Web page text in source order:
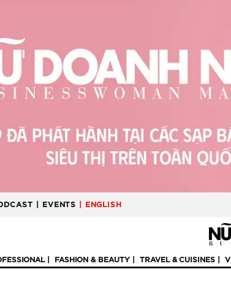
| EVENTS | ENGLISH
FASHION & BEAUTY TRAVEL & CUISINES